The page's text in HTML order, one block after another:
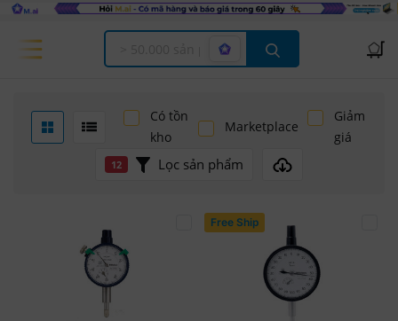
Offcanvas Menu Open
Có tồn
kho
Marketplace
Giảm
giá
12 Lọc sản phẩm
Free Ship